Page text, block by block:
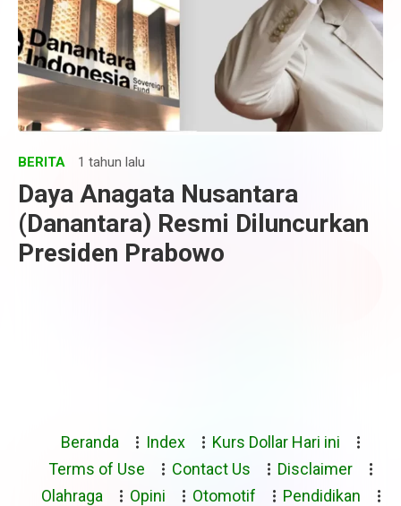
BERITA 1 tahun lalu
Daya Anagata Nusantara
(Danantara) Resmi Diluncurkan
Presiden Prabowo
Beranda Index
Kurs Dollar Hari ini
Terms of Use
Contact Us
Disclaimer
Olahraga
Opini Otomotif
Pendidikan